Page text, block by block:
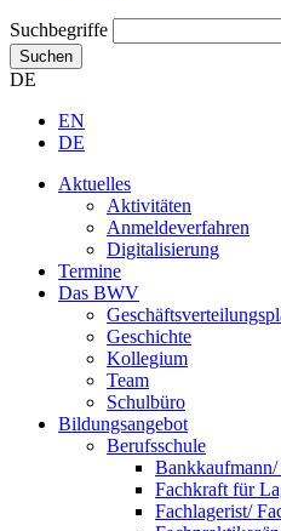
Suchbegriffe
Suchen
DE
EN
DE
Aktuelles
Aktivitäten
Anmeldeverfahren
Digitalisierung
Termine
Das BWV
Geschichte
Kollegium
Team
Schulbüro
Bildungsangebot
Berufsschule
Fachkraft für
Fachlagerist/